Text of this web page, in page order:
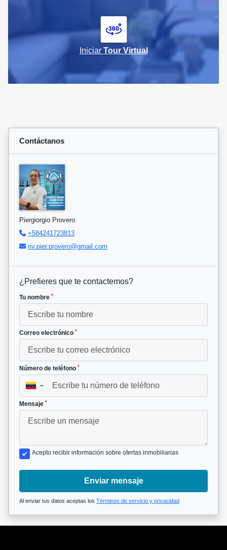
Iniciar Tour Virtual
Contáctanos
Piergiorgio Provero
+584241723813
riv.pier.provero@gmail.com
¿Prefieres que te contactemos?
Tu nombre *
Correo electrónico *
Número de teléfono *
▼
Mensaje *
Acepto recibir información sobre ofertas inmobiliarias
Enviar mensaje
Al enviar tus datos aceptas los Términos de servicio y privacidad